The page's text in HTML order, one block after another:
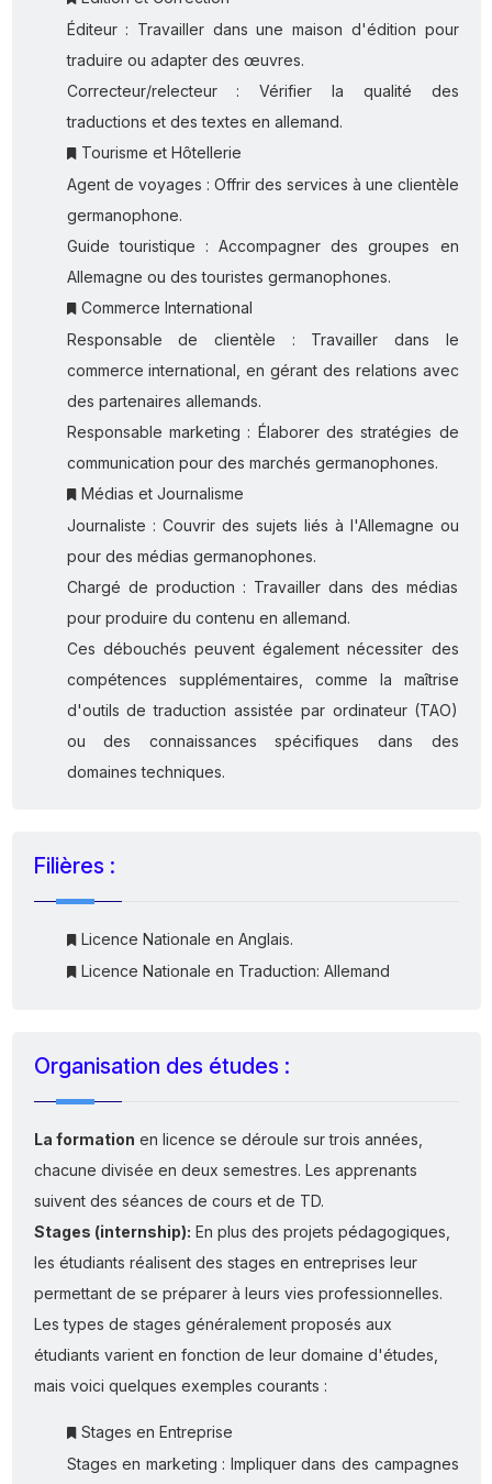
Éditeur : Travailler dans une maison d'édition pour
traduire ou adapter des œuvres.
Correcteur/relecteur : Vérifier la qualité des
traductions et des textes en allemand.
Tourisme et Hôtellerie
Agent de voyages : Offrir des services à une clientèle
germanophone.
Guide touristique : Accompagner des groupes en
Allemagne ou des touristes germanophones.
Commerce International
Responsable de clientèle : Travailler dans le
commerce international, en gérant des relations avec
des partenaires allemands.
Responsable marketing : Élaborer des stratégies de
communication pour des marchés germanophones.
Médias et Journalisme
Journaliste : Couvrir des sujets liés à l'Allemagne ou
pour des médias germanophones.
Chargé de production : Travailler dans des médias
pour produire du contenu en allemand.
Ces débouchés peuvent également nécessiter des
compétences supplémentaires, comme la maîtrise
d'outils de traduction assistée par ordinateur (TAO)
ou des connaissances spécifiques dans des
domaines techniques.
Filières :
Licence Nationale en Anglais.
Licence Nationale en Traduction: Allemand
Organisation des études :
La formation en licence se déroule sur trois années,
chacune divisée en deux semestres. Les apprenants
suivent des séances de cours et de TD.
Stages (internship): En plus des projets pédagogiques,
les étudiants réalisent des stages en entreprises leur
permettant de se préparer à leurs vies professionnelles.
Les types de stages généralement proposés aux
étudiants varient en fonction de leur domaine d'études,
mais voici quelques exemples courants :
Stages en Entreprise
Stages en marketing : Impliquer dans des campagnes